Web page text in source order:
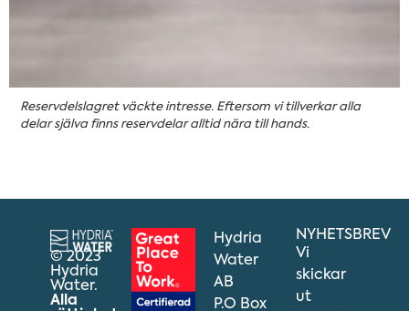
Reservdelslagret väckte intresse. Eftersom vi tillverkar alla
delar själva finns reservdelar alltid nära till hands.
© 2023
Hydria
Water.
Alla
Hydria
Water
AB
P.O Box
NYHETSBREV
Vi
skickar
ut